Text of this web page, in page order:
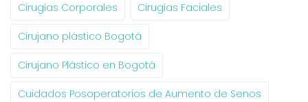
Cirugías Corporales Cirugías Faciales
Cirujano plástico Bogotá
Cirujano Plástico en Bogotá
Cuidados Posoperatorios de Aumento de Senos